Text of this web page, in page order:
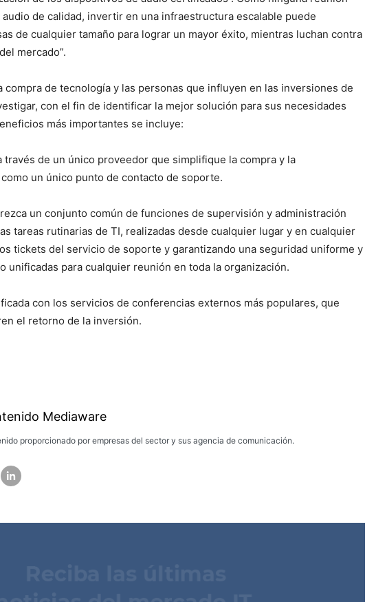
de calidad, invertir en una infraestructura escalable puede
de cualquier tamaño para lograr un mayor éxito, mientras luchan contra
mercado”.
compra de tecnología y las personas que influyen en las inversiones de
con el fin de identificar la mejor solución para sus necesidades
más importantes se incluye:
través de un único proveedor que simplifique la compra y la
un único punto de contacto de soporte.
un conjunto común de funciones de supervisión y administración
tareas rutinarias de TI, realizadas desde cualquier lugar y en cualquier
tickets del servicio de soporte y garantizando una seguridad uniforme y
unificadas para cualquier reunión en toda la organización.
con los servicios de conferencias externos más populares, que
el retorno de la inversión.
Mediaware
proporcionado por empresas del sector y sus agencia de comunicación.